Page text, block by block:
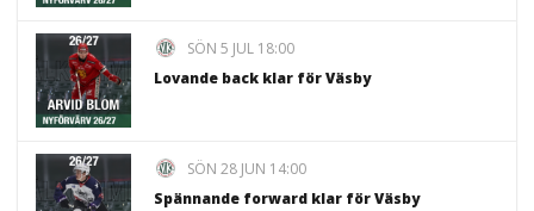
SÖN 5 JUL 18:00
Lovande back klar för Väsby
SÖN 28 JUN 14:00
Spännande forward klar för Väsby